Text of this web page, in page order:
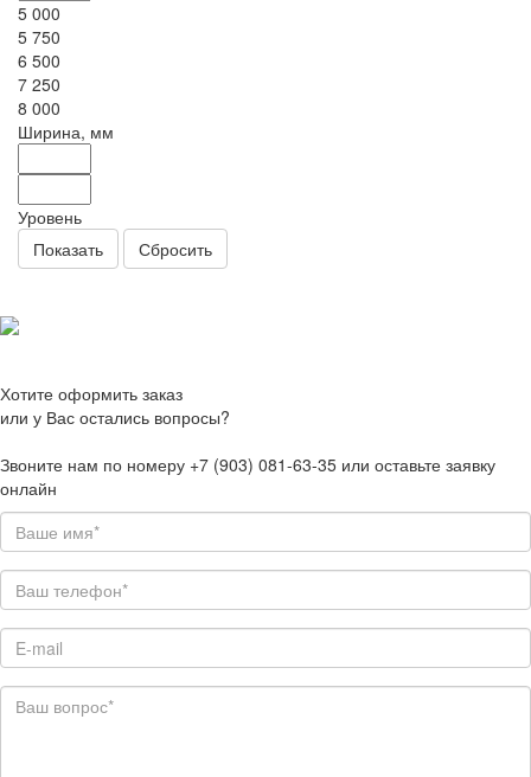
5 000
5 750
6 500
7 250
8 000
Ширина, мм
Уровень
Сбросить
Хотите оформить заказ
или у Вас остались вопросы?
Звоните нам по номеру +7 (903) 081-63-35 или оставьте заявку
онлайн